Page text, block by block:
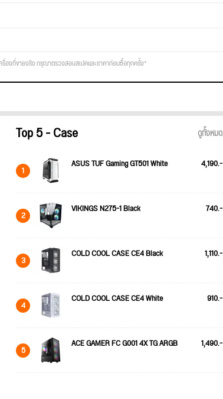
องที่ขายจริง กรุณาตรวจสอบสเปคและราคาก่อนซื้อทุกครั้ง*
Top 5 - Case ดูทั้งหมด
1 ASUS TUF Gaming GT501 White 4,190.-
2 VIKINGS N275-1 Black 740.-
3 COLD COOL CASE CE4 Black 1,110.-
4 COLD COOL CASE CE4 White 910.-
5 ACE GAMER FC G001 4X TG ARGB 1,490.-